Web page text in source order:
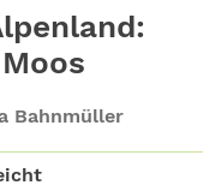
Bahnmüller